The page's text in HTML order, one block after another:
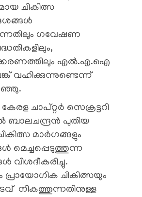
ചികിത്സ
ഗവേഷണ
എല്‍.എ.ഐ
വഹിക്കുന്നുണ്ടെന്ന്
ചാപ്റ്റര്‍ സെക്രട്ടറി
പുതിയ
മാര്‍ഗങ്ങളും
മെച്ചപ്പെടുത്തുന്ന
വിശദീകരിച്ചു.
ചികിത്സയും
നികത്തുന്നതിനുള്ള